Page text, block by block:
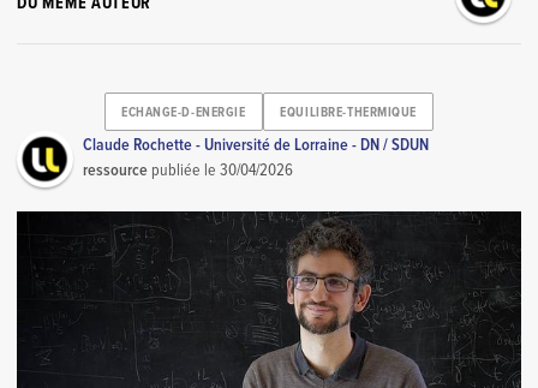
ECHANGE-D-ENERGIE EQUILIBRE-THERMIQUE
Claude Rochette - Université de Lorraine - DN / SDUN
ressource publiée le30/04/2026